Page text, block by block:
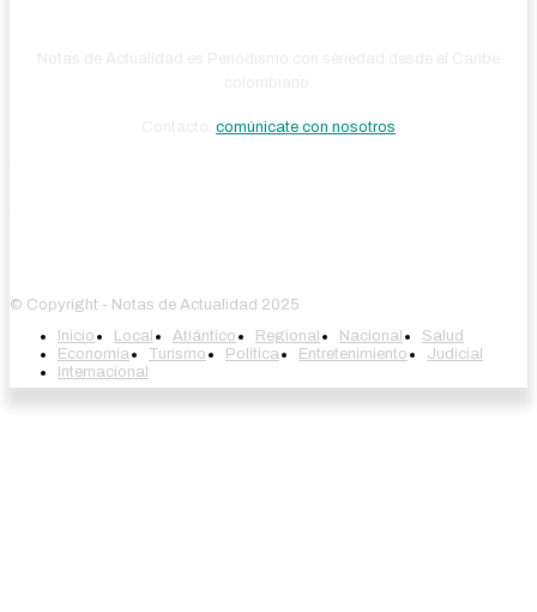
comúnicate con nosotros
© Copyright - Notas de Actualidad 2025
Inicio
Local Atlántico Regional Nacional
Salud
Economía
Turismo Política Entretenimiento
Judicial
Internacional